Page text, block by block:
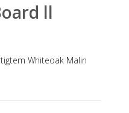
ll
Whiteoak Malin